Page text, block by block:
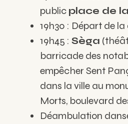
public place de
19h30 : Départ de
19h45 : Sèga
barricade des
empêcher Sent
dans la ville au
Morts, boulevard
Déambulation